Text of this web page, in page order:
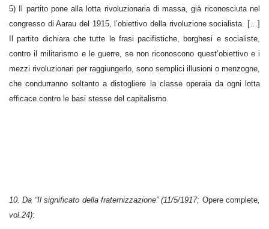
5) Il partito pone alla lotta rivoluzionaria di massa, già riconosciuta nel
congresso di Aarau del 1915, l’obiettivo della rivoluzione socialista. […]
Il partito dichiara che tutte le frasi pacifistiche, borghesi e socialiste,
contro il militarismo e le guerre, se non riconoscono quest’obiettivo e i
mezzi rivoluzionari per raggiungerlo, sono semplici illusioni o menzogne,
che condurranno soltanto a distogliere la classe operaia da ogni lotta
efficace contro le basi stesse del capitalismo.
10. Da “Il significato della fraternizzazione” (11/5/1917; Opere complete,
vol.24):